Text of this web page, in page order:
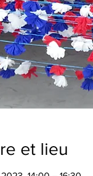
et lieu